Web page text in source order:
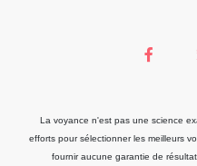
La voyance n'est pas une science
efforts pour sélectionner les meilleurs
fournir aucune garantie de